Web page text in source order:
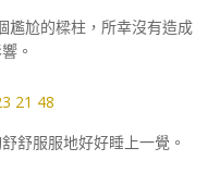
尷尬的樑柱，所幸沒有造成
。
舒服服地好好睡上一覺。